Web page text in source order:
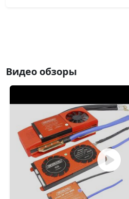
Видео обзоры